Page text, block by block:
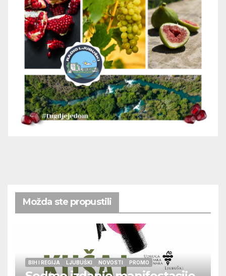
Možda ste propustili
BIH I REGIJA LJUBUŠKI NOVOSTI PROMO